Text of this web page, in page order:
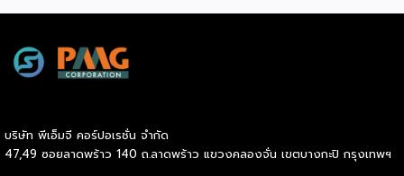
ทางธุรกิจอย่างใกล้ชิดตลอดระยะเวลาสัญญา คอยให้คำแนะนำ
และร่วมแก้ปัญหาต่างๆ ทำให้ผู้ลงทุนมั่นใจได้ว่าจะไม่ได้เดินอยู่บน
เส้นทางธุรกิจเพียงลำพัง เหตุผลประการที่สี่คือ โอกาสเติบโต
ให้คำปรึกษาด้านการบริหารการเงิน การประมาณการรายรับ-ราย
จ่าย ตลอดจนการจัดการสต๊อกสินค้าอย่างเป็นระบบ ช่วยให้ระบบ
การเงินของร้านมีสภาพคล่องที่ดี เพิ่มโอกาสในการคืนทุนได้เร็ว
DAAT ชี้ว่าผู้เชี่ยวชาญแนะนำให้ธุรกิจจัดสรรงบประมาณราว 30%
ไว้สำหรับการสร้างแบรนด์ (Brand Building) ในระยะยาว แทนที่
Top of Mind ของผู้บริโภคจะเป็นฝ่ายได้เปรียบเมื่อสถานการณ์
กลับมาคึกคักอีกครั้ง นี่คือจุดที่เครื่องมือการตลาดเข้ามามี
บริษัท พีเอ็มจี คอร์ปอเรชั่น จำกัด
47,49 ซอยลาดพร้าว 140 ถ.ลาดพร้าว แขวงคลองจั่น เขตบางกะปิ กรุงเทพฯ